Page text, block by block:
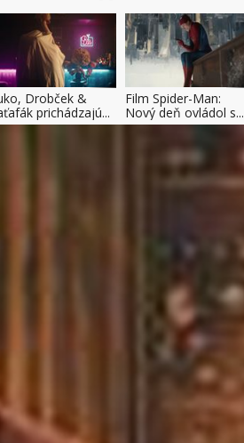
Drobček &
prichádzajú...
Film Spider-Man:
Nový deň ovládol s...